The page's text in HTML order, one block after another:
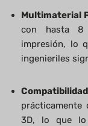
Multimaterial
con hasta 8
impresión, lo
ingenieriles
prácticamente
3D, lo que